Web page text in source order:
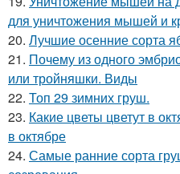
для уничтожения мышей и
20. Лучшие осенние сорта
21. Почему из одного
или тройняшки. Виды
22. Топ 29 зимних груш.
23. Какие цветы цветут в
в октябре
24. Самые ранние сорта